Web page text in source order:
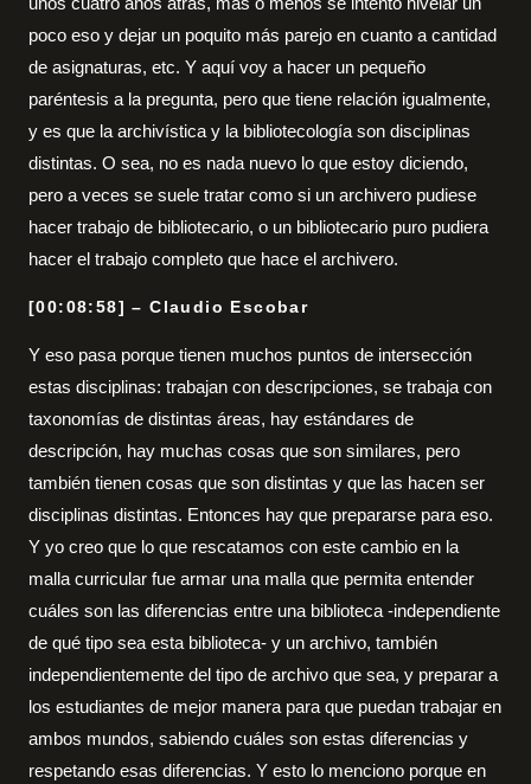
poco eso y dejar un poquito más parejo en cuanto a cantidad
de asignaturas, etc. Y aquí voy a hacer un pequeño
paréntesis a la pregunta, pero que tiene relación igualmente,
y es que la archivística y la bibliotecología son disciplinas
distintas. O sea, no es nada nuevo lo que estoy diciendo,
pero a veces se suele tratar como si un archivero pudiese
hacer trabajo de bibliotecario, o un bibliotecario puro pudiera
hacer el trabajo completo que hace el archivero.
[00:08:58] – Claudio Escobar
Y eso pasa porque tienen muchos puntos de intersección
estas disciplinas: trabajan con descripciones, se trabaja con
taxonomías de distintas áreas, hay estándares de
descripción, hay muchas cosas que son similares, pero
también tienen cosas que son distintas y que las hacen ser
disciplinas distintas. Entonces hay que prepararse para eso.
Y yo creo que lo que rescatamos con este cambio en la
malla curricular fue armar una malla que permita entender
cuáles son las diferencias entre una biblioteca -independiente
de qué tipo sea esta biblioteca- y un archivo, también
independientemente del tipo de archivo que sea, y preparar a
los estudiantes de mejor manera para que puedan trabajar en
ambos mundos, sabiendo cuáles son estas diferencias y
respetando esas diferencias. Y esto lo menciono porque en